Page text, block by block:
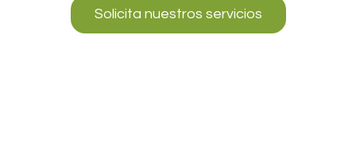
Solicita nuestros servicios